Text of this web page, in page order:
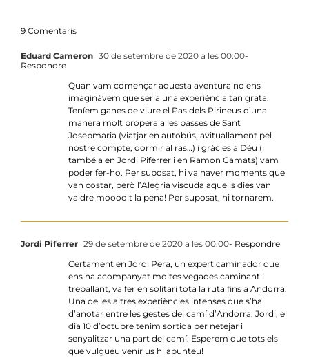
9 Comentaris
Eduard Cameron 30 de setembre de 2020 a les 00:00-
Respondre
Quan vam començar aquesta aventura no ens
imaginàvem que seria una experiència tan grata.
Teníem ganes de viure el Pas dels Pirineus d’una
manera molt propera a les passes de Sant
Josepmaria (viatjar en autobús, avituallament pel
nostre compte, dormir al ras…) i gràcies a Déu (i
també a en Jordi Piferrer i en Ramon Camats) vam
poder fer-ho. Per suposat, hi va haver moments que
van costar, però l’Alegria viscuda aquells dies van
valdre moooolt la pena! Per suposat, hi tornarem.
Jordi Piferrer 29 de setembre de 2020 a les 00:00- Respondre
Certament en Jordi Pera, un expert caminador que
ens ha acompanyat moltes vegades caminant i
treballant, va fer en solitari tota la ruta fins a Andorra.
Una de les altres experiències intenses que s’ha
d’anotar entre les gestes del camí d’Andorra. Jordi, el
dia 10 d’octubre tenim sortida per netejar i
senyalitzar una part del camí. Esperem que tots els
que vulgueu venir us hi apunteu!